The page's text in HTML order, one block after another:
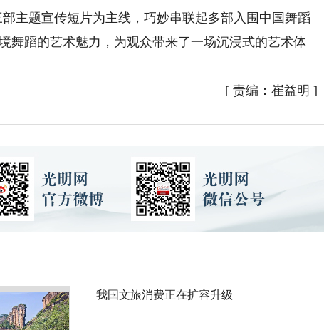
题宣传短片为主线，巧妙串联起多部入围中国舞蹈
舞蹈的艺术魅力，为观众带来了一场沉浸式的艺术体
[ 责编：崔益明 ]
我国文旅消费正在扩容升级